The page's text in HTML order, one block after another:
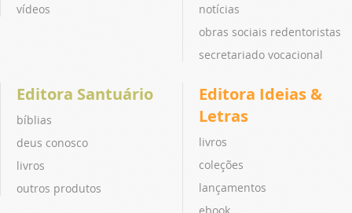
vídeos
notícias
obras sociais redentoristas
secretariado vocacional
Editora Santuário
bíblias
deus conosco
livros
outros produtos
Editora Ideias &
Letras
livros
coleções
lançamentos
ebook